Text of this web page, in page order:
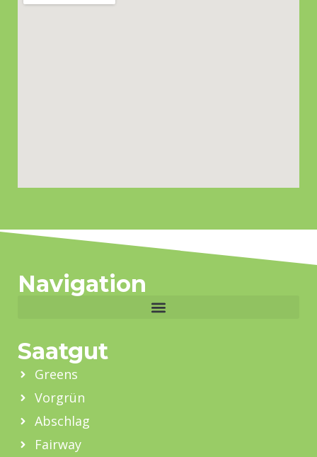
Navigation
Saatgut
Greens
Vorgrün
Abschlag
Fairway